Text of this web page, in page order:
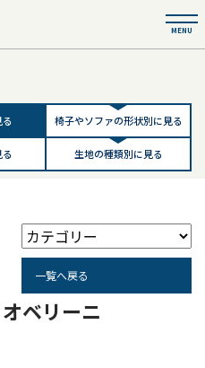
椅子やソファの形状別に見る
生地の種類別に見る
一覧へ戻る
ベリーニ